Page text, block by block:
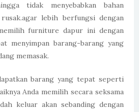
tidak menyebabkan bahan
lebih berfungsi dengan
furniture dapur ini dengan
menyimpan barang-barang yang
memasak.
barang yang tepat seperti
Anda memilih secara seksama
keluar akan sebanding dengan